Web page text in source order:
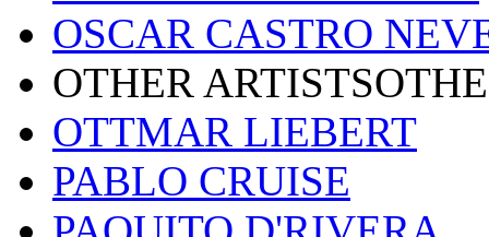
OSCAR CASTRO
OTHER
OTTMAR LIEBERT
PABLO CRUISE